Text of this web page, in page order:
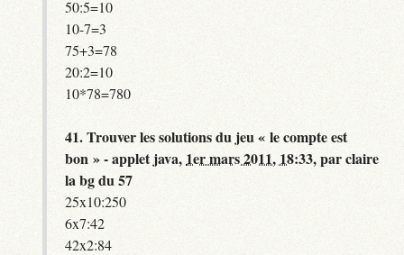
50:5=10
10-7=3
75+3=78
20:2=10
10*78=780
41.Trouver les solutions du jeu « le compte est
bon » - applet java, 1er mars 2011, 18:33,parclaire
la bg du 57
25x10:250
6x7:42
42x2:84